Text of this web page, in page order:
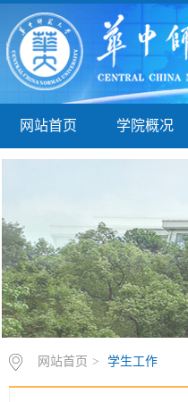
网站首页 学院概况
网站首页 > 学生工作